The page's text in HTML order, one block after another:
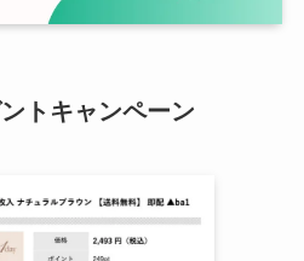
トキャンペーン